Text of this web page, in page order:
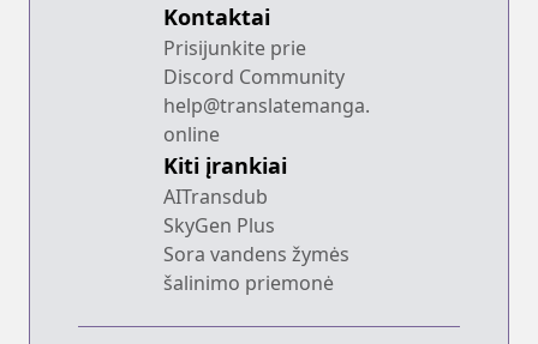
Kontaktai
Prisijunkite prie
Discord Community
help@translatemanga.
online
Kiti įrankiai
AITransdub
SkyGen Plus
Sora vandens žymės
šalinimo priemonė